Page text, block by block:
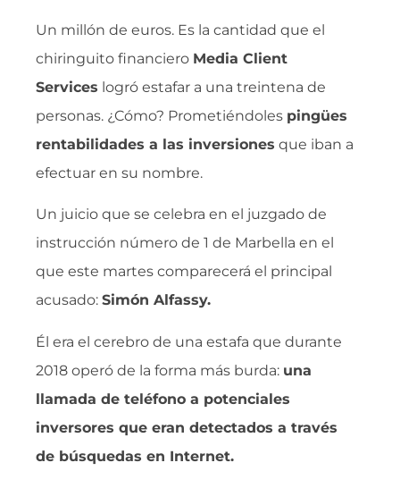
Un millón de euros. Es la cantidad que el
chiringuito financiero Media Client
Services logró estafar a una treintena de
personas. ¿Cómo? Prometiéndoles pingües
rentabilidades a las inversiones que iban a
efectuar en su nombre.
Un juicio que se celebra en el juzgado de
instrucción número de 1 de Marbella en el
que este martes comparecerá el principal
acusado: Simón Alfassy.
Él era el cerebro de una estafa que durante
2018 operó de la forma más burda: una
llamada de teléfono a potenciales
inversores que eran detectados a través
de búsquedas en Internet.